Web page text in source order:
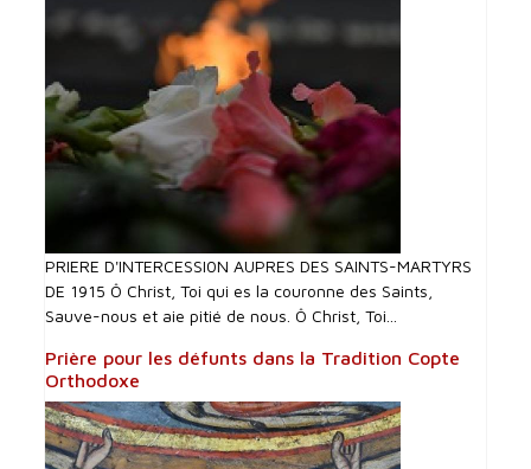
PRIERE D'INTERCESSI0N AUPRES DES SAINTS-MARTYRS
DE 1915 Ô Christ, Toi qui es la couronne des Saints,
Sauve-nous et aie pitié de nous. Ô Christ, Toi...
Prière pour les défunts dans la Tradition Copte
Orthodoxe